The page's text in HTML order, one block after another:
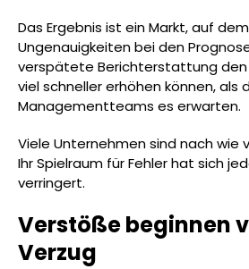
Das Ergebnis ist ein Markt, auf
Ungenauigkeiten bei den
verspätete Berichterstattung den
viel schneller erhöhen können, als
Managementteams es erwarten.
Viele Unternehmen sind nach wie
Ihr Spielraum für Fehler hat sich
verringert.
Verstöße beginnen
Verzug